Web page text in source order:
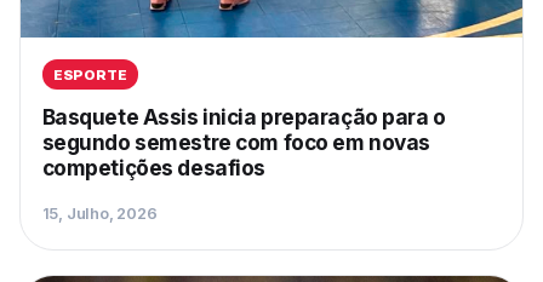
ESPORTE
Basquete Assis inicia preparação para o
segundo semestre com foco em novas
competições desafios
15, Julho, 2026